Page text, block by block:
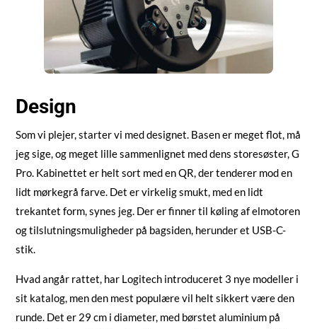
Design
Som vi plejer, starter vi med designet. Basen er meget flot, må
jeg sige, og meget lille sammenlignet med dens storesøster, G
Pro. Kabinettet er helt sort med en QR, der tenderer mod en
lidt mørkegrå farve. Det er virkelig smukt, med en lidt
trekantet form, synes jeg. Der er finner til køling af elmotoren
og tilslutningsmuligheder på bagsiden, herunder et USB-C-
stik.
Hvad angår rattet, har Logitech introduceret 3 nye modeller i
sit katalog, men den mest populære vil helt sikkert være den
runde. Det er 29 cm i diameter, med børstet aluminium på